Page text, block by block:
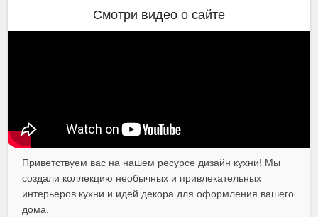
Смотри видео о сайте
Приветствуем вас на нашем ресурсе дизайн кухни! Мы
создали коллекцию необычных и привлекательных
интерьеров кухни и идей декора для оформления вашего
дома.